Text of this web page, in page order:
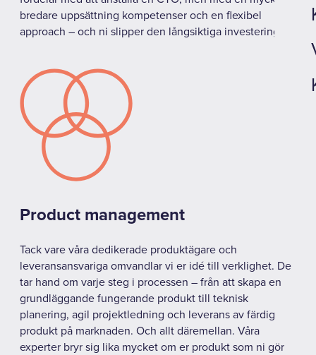
bredare uppsättning kompetenser och en flexibel
approach – och ni slipper den långsiktiga investeringen.
Product management
Tack vare våra dedikerade produktägare och
leveransansvariga omvandlar vi er idé till verklighet. De
tar hand om varje steg i processen – från att skapa en
grundläggande fungerande produkt till teknisk
planering, agil projektledning och leverans av färdig
produkt på marknaden. Och allt däremellan. Våra
experter bryr sig lika mycket om er produkt som ni gör